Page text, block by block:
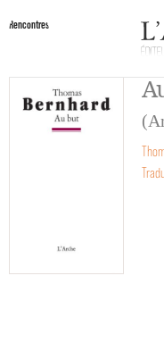
Rencontres